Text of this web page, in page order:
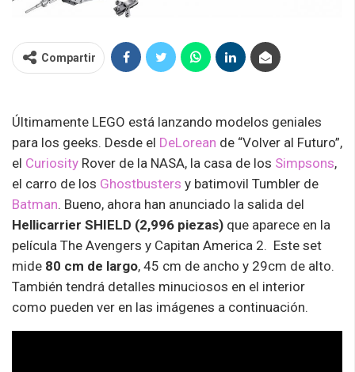
Compartir
Últimamente LEGO está lanzando modelos geniales
para los geeks. Desde el DeLorean de “Volver al Futuro”,
el Curiosity Rover de la NASA, la casa de los Simpsons,
el carro de los Ghostbusters y batimovil Tumbler de
Batman. Bueno, ahora han anunciado la salida del
Hellicarrier SHIELD (2,996 piezas) que aparece en la
película The Avengers y Capitan America 2. Este set
mide 80 cm de largo, 45 cm de ancho y 29cm de alto.
También tendrá detalles minuciosos en el interior
como pueden ver en las imágenes a continuación.